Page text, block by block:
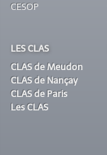
CESOP
LES CLAS
CLAS de Meudon
CLAS de Nançay
CLAS de Paris
Les CLAS